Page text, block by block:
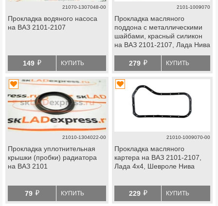
21070-1307048-00
Прокладка водяного насоса
на ВАЗ 2101-2107
149 й КУПИТЬ
2101-1009070
Прокладка масляного
поддона с металлическими
шайбами, красный силикон
на ВАЗ 2101-2107, Лада Нива
Тревел, Шевроле Нива
279 й КУПИТЬ
21010-1304022-00
Прокладка уплотнительная
крышки (пробки) радиатора
на ВАЗ 2101
79 й КУПИТЬ
21010-1009070-00
Прокладка масляного
картера на ВАЗ 2101-2107,
Лада 4х4, Шевроле Нива
229 й КУПИТЬ